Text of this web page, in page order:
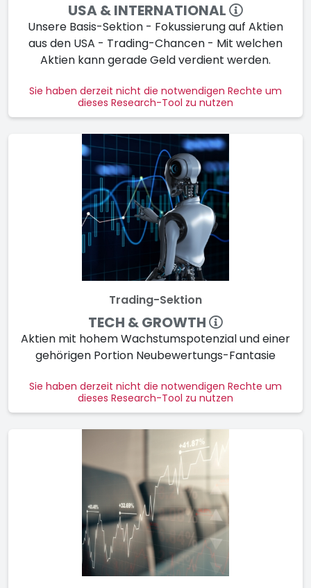
USA & INTERNATIONAL
Unsere Basis-Sektion - Fokussierung auf Aktien
aus den USA - Trading-Chancen - Mit welchen
Aktien kann gerade Geld verdient werden.
Sie haben derzeit nicht die notwendigen Rechte um
dieses Research-Tool zu nutzen
Trading-Sektion
TECH & GROWTH
Aktien mit hohem Wachs­tums­po­ten­zial und einer
gehö­ri­gen Por­tion Neu­be­wer­tungs-Fan­ta­sie
Sie haben derzeit nicht die notwendigen Rechte um
dieses Research-Tool zu nutzen